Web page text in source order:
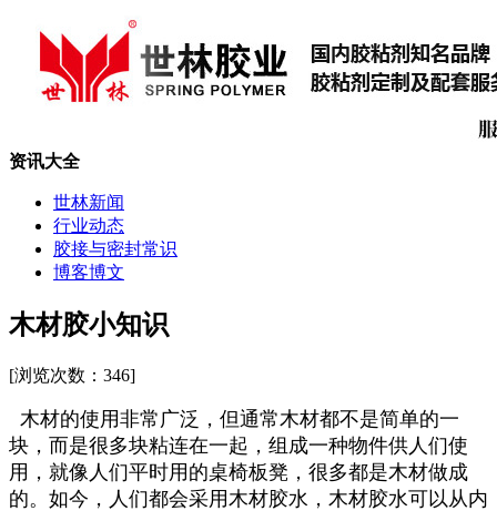
资讯大全
世林新闻
行业动态
胶接与密封常识
博客博文
木材胶小知识
[浏览次数： 346]
木材的使用非常广泛，但通常木材都不是简单的一
块，而是很多块粘连在一起，组成一种物件供人们使
用，就像人们平时用的桌椅板凳，很多都是木材做成
的。如今，人们都会采用木材胶水，木材胶水可以从内